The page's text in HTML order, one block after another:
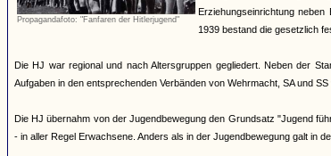
Propagandafoto: "Fanfaren der Hitlerjugend"
Erziehungseinrichtung
1939 bestand die gesetzlich
Die HJ war regional und nach Altersgruppen gegliedert. Neben der
Aufgaben in den entsprechenden Verbänden von Wehrmacht, SA und
Die HJ übernahm von der Jugendbewegung den Grundsatz "Jugend
- in aller Regel Erwachsene. Anders als in der Jugendbewegung galt in